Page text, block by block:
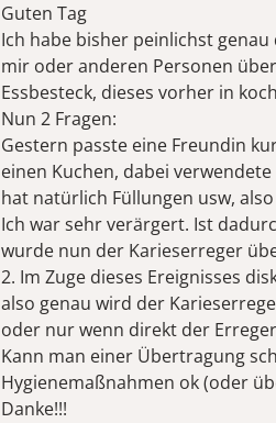
Guten Tag
Ich habe bisher peinlichst
mir oder anderen Personen
Essbesteck, dieses vorher in
Nun 2 Fragen:
Gestern passte eine Freundin
einen Kuchen, dabei
hat natürlich Füllungen usw,
Ich war sehr verärgert. Ist
wurde nun der Karieserreger
2. Im Zuge dieses Ereignisses
also genau wird der
oder nur wenn direkt der
Kann man einer Übertragung
Hygienemaßnahmen ok (oder
Danke!!!